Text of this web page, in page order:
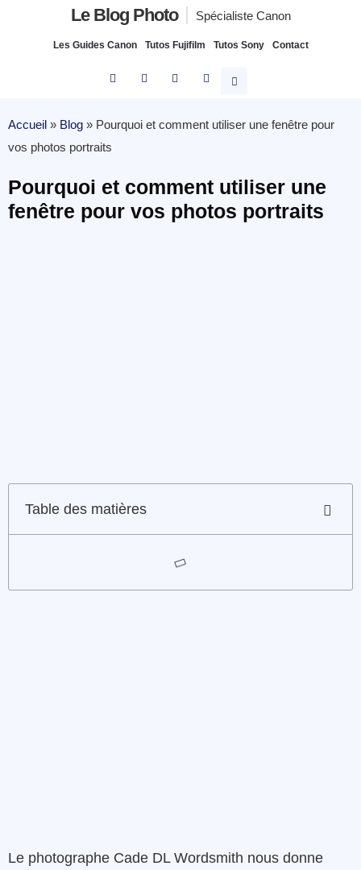
Le Blog Photo Spécialiste Canon
Les Guides Canon Tutos Fujifilm Tutos Sony Contact
Accueil » Blog » Pourquoi et comment utiliser une fenêtre pour
vos photos portraits
Pourquoi et comment utiliser une
fenêtre pour vos photos portraits
Table des matières
Le photographe Cade DL Wordsmith nous donne